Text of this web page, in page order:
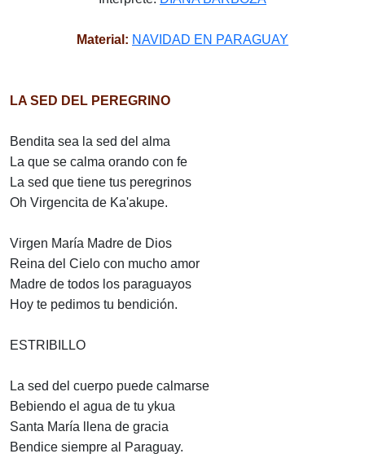
Material: NAVIDAD EN PARAGUAY
LA SED DEL PEREGRINO
Bendita sea la sed del alma
La que se calma orando con fe
La sed que tiene tus peregrinos
Oh Virgencita de Ka'akupe.
Virgen María Madre de Dios
Reina del Cielo con mucho amor
Madre de todos los paraguayos
Hoy te pedimos tu bendición.
ESTRIBILLO
La sed del cuerpo puede calmarse
Bebiendo el agua de tu ykua
Santa María llena de gracia
Bendice siempre al Paraguay.